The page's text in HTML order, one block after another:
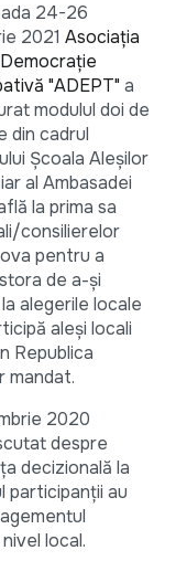
24-26
2021 Asociația
"ADEPT" a
modulul doi de
din cadrul
Școala Aleșilor
al Ambasadei
la prima sa
consilierelor
pentru a
de a-și
alegerile locale
aleși locali
Republica
mandat.
2020
despre
decizională la
participanții au
local.